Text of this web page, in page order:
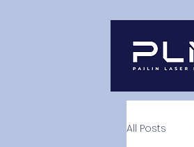
All Posts